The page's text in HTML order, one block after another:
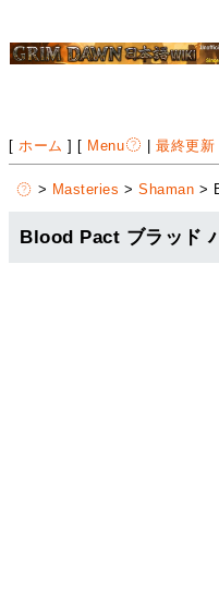
[ ホーム ] [ Menu |最終更新
> Masteries >Shaman >
Blood Pact ブラッド